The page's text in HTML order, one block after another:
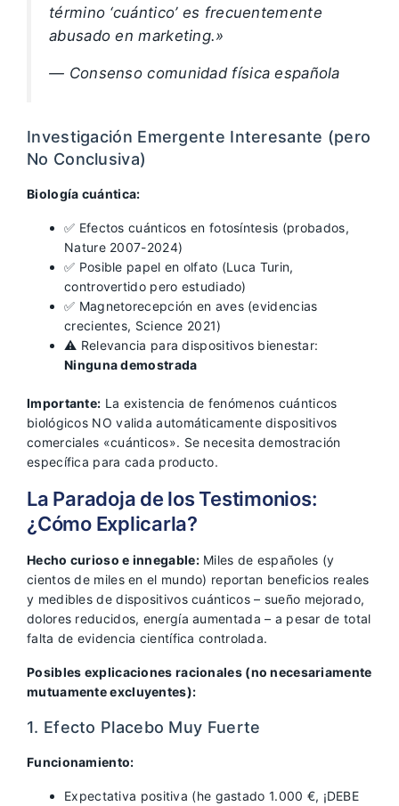
término ‘cuántico’ es frecuentemente
abusado en marketing.»
— Consenso comunidad física española
Investigación Emergente Interesante (pero
No Conclusiva)
Biología cuántica:
✅ Efectos cuánticos en fotosíntesis (probados,
Nature 2007-2024)
✅ Posible papel en olfato (Luca Turin,
controvertido pero estudiado)
✅ Magnetorecepción en aves (evidencias
crecientes, Science 2021)
⚠️ Relevancia para dispositivos bienestar:
Ninguna demostrada
Importante: La existencia de fenómenos cuánticos
biológicos NO valida automáticamente dispositivos
comerciales «cuánticos». Se necesita demostración
específica para cada producto.
La Paradoja de los Testimonios:
¿Cómo Explicarla?
Hecho curioso e innegable:Miles de españoles (y
cientos de miles en el mundo) reportan beneficios reales
y medibles de dispositivos cuánticos – sueño mejorado,
dolores reducidos, energía aumentada – a pesar de total
falta de evidencia científica controlada.
Posibles explicaciones racionales (no necesariamente
mutuamente excluyentes):
1. Efecto Placebo Muy Fuerte
Funcionamiento:
Expectativa positiva (he gastado 1.000 €, ¡DEBE